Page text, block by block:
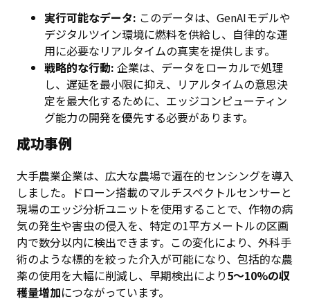
実行可能なデータ: このデータは、GenAIモデルや
デジタルツイン環境に燃料を供給し、自律的な運
用に必要なリアルタイムの真実を提供します。
戦略的な行動: 企業は、データをローカルで処理
し、遅延を最小限に抑え、リアルタイムの意思決
定を最大化するために、エッジコンピューティン
グ能力の開発を優先する必要があります。
成功事例
大手農業企業は、広大な農場で遍在的センシングを導入
しました。ドローン搭載のマルチスペクトルセンサーと
現場のエッジ分析ユニットを使用することで、作物の病
気の発生や害虫の侵入を、特定の1平方メートルの区画
内で数分以内に検出できます。この変化により、外科手
術のような標的を絞った介入が可能になり、包括的な農
薬の使用を大幅に削減し、早期検出により5〜10%の収
穫量増加につながっています。